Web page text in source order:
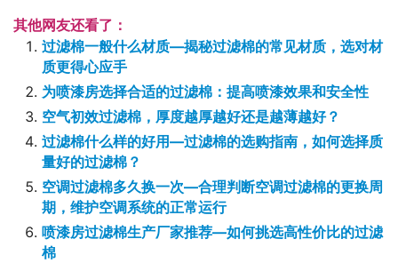
其他网友还看了：
过滤棉一般什么材质—揭秘过滤棉的常见材质，选对材
质更得心应手
为喷漆房选择合适的过滤棉：提高喷漆效果和安全性
空气初效过滤棉，厚度越厚越好还是越薄越好？
过滤棉什么样的好用—过滤棉的选购指南，如何选择质
量好的过滤棉？
空调过滤棉多久换一次—合理判断空调过滤棉的更换周
期，维护空调系统的正常运行
喷漆房过滤棉生产厂家推荐—如何挑选高性价比的过滤
棉